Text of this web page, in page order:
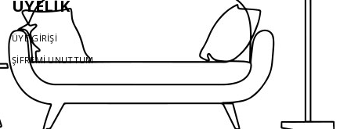
ÜYELİK
ÜYE GİRİŞİ
ŞİFREMİ UNUTTUM